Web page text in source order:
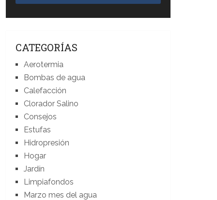
CATEGORÍAS
Aerotermia
Bombas de agua
Calefacción
Clorador Salino
Consejos
Estufas
Hidropresión
Hogar
Jardín
Limpiafondos
Marzo mes del agua